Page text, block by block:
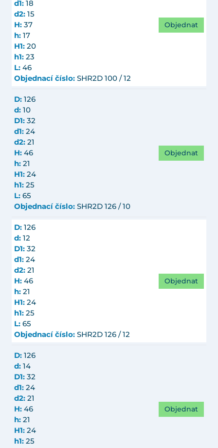
d1: 18
d2: 15
H: 37
h: 17
H1: 20
h1: 23
L: 46
Objednací číslo: SHR2D 100 / 12
Objednat
D: 126
d: 10
D1: 32
d1: 24
d2: 21
H: 46
h: 21
H1: 24
h1: 25
L: 65
Objednací číslo: SHR2D 126 / 10
Objednat
D: 126
d: 12
D1: 32
d1: 24
d2: 21
H: 46
h: 21
H1: 24
h1: 25
L: 65
Objednací číslo: SHR2D 126 / 12
Objednat
D: 126
d: 14
D1: 32
d1: 24
d2: 21
H: 46
h: 21
H1: 24
h1: 25
Objednat